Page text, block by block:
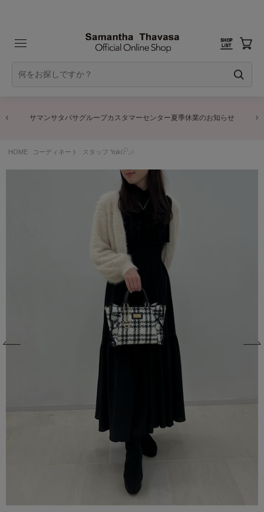
サマンサタバサグループカスタマーセンター夏季休業のお知らせ
HOME コーディネート スタッフ Yuki𓍯𓈒𓏸︎︎︎︎